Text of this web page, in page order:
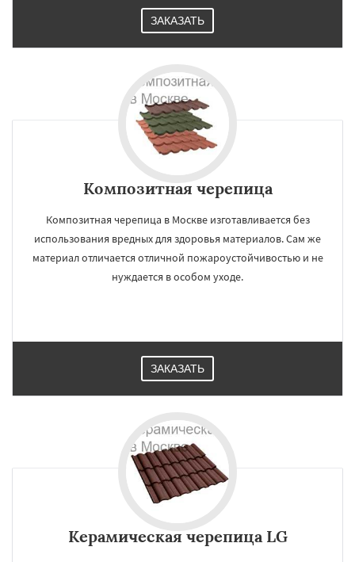
ЗАКАЗАТЬ
Композитная черепица
Композитная черепица в Москве изготавливается без
использования вредных для здоровья материалов. Сам же
материал отличается отличной пожароустойчивостью и не
нуждается в особом уходе.
ЗАКАЗАТЬ
Керамическая черепица LG